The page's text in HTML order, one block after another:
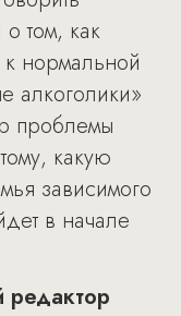
том, как
к нормальной
алкоголики»
проблемы
какую
зависимого
в начале
редактор